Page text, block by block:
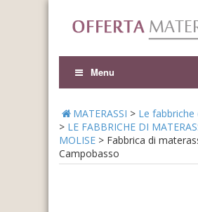
Menu
MATERASSI > Le
> LE FABBRICHE DI
MOLISE > Fabbrica di
Campobasso